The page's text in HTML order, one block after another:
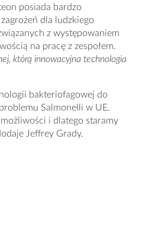
posiada bardzo
dla ludzkiego
z występowaniem
na pracę z zespołem.
którą innowacyjna technologia
bakteriofagowej do
Salmonelli w UE.
i dlatego staramy
Jeffrey Grady.